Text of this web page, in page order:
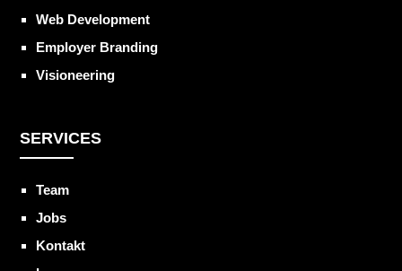
Web Development
Employer Branding
Visioneering
SERVICES
Team
Jobs
Kontakt